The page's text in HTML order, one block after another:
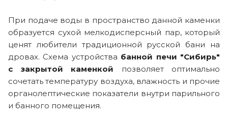
При подаче воды в пространство данной каменки
образуется сухой мелкодисперсный пар, который
ценят любители традиционной русской бани на
дровах. Схема устройства банной печи "Сибирь"
с закрытой каменкой позволяет оптимально
сочетать температуру воздуха, влажность и прочие
органолептические показатели внутри парильного
и банного помещения.